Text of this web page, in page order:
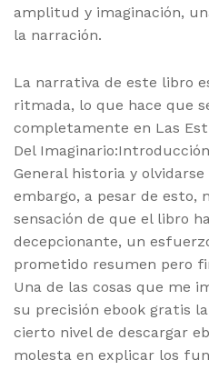
amplitud y imaginación,
la narración.
La narrativa de este libro
ritmada, lo que hace que
completamente en Las
Del
General historia y
embargo, a pesar de esto,
sensación de que el libro
decepcionante, un
prometido resumen pero
Una de las cosas que me
su precisión ebook gratis
cierto nivel de descargar
molesta en explicar los